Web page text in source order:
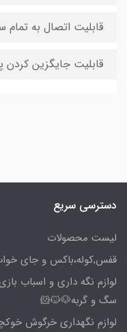
قابلیت اتصال به
قابلیت جایگزین کردن
دسترسی سریع
لیست محصولات
قفس,کوله،باکس و جای
لوازم نگه داری و اسباب
سگ و گربه🐶🐱🐹
لوازم نگهداری خرگوش